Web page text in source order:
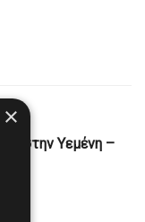
στην Υεμένη –
×